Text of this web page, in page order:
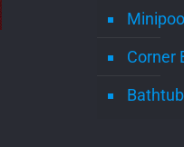
Corner